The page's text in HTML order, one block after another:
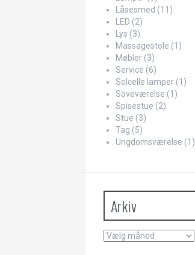
Låsesmed (11)
LED (2)
Lys (3)
Massagestole (1)
Møbler(3)
Service (6)
Solcelle lamper(1)
Soveværelse (1)
Spisestue (2)
Stue (3)
Tag (5)
Ungdomsværelse (1)
Arkiv
Arkiv